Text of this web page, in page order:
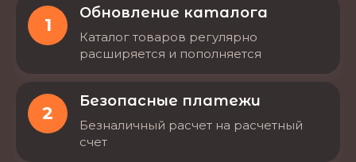
1
Обновление каталога
Каталог товаров регулярно
расширяется и пополняется
2
Безопасные платежи
Безналичный расчет на расчетный
счет